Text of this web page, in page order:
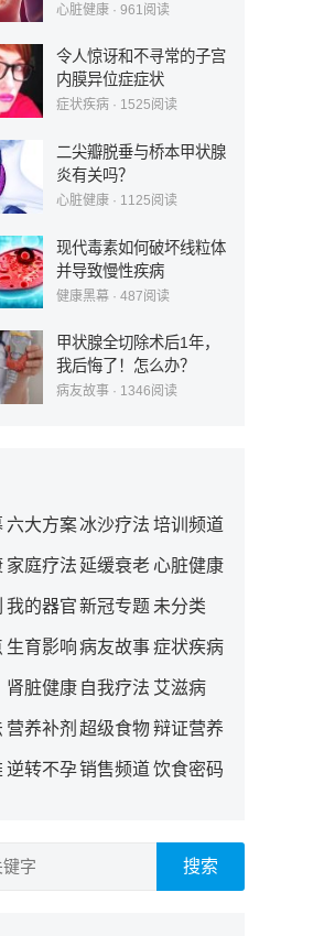
心脏健康 · 961 阅读
令人惊讶和不寻常的子宫
内膜异位症症状
症状疾病 · 1525阅读
二尖瓣脱垂与桥本甲状腺
炎有关吗？
心脏健康 · 1125阅读
现代毒素如何破坏线粒体
并导致慢性疾病
健康黑幕 · 487阅读
甲状腺全切除术后1年，
我后悔了！怎么办？
病友故事 · 1346阅读
六大方案冰沙疗法 培训频道
家庭疗法 延缓衰老 心脏健康
我的器官新冠专题 未分类
生育影响病友故事症状疾病
肾脏健康 自我疗法 艾滋病
营养补剂 超级食物辩证营养
逆转不孕销售频道饮食密码
搜索